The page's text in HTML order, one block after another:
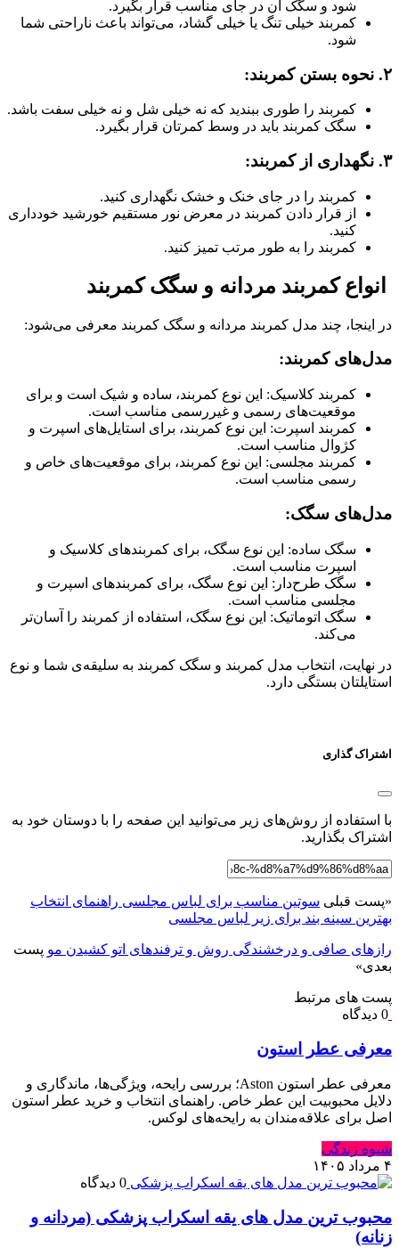
شود و سگک آن در جای مناسب قرار بگیرد.
کمربند خیلی تنگ یا خیلی گشاد، می‌تواند باعث ناراحتی شما
شود.
۲. نحوه بستن کمربند:
کمربند را طوری ببندید که نه خیلی شل و نه خیلی سفت باشد.
سگک کمربند باید در وسط کمرتان قرار بگیرد.
۳. نگهداری از کمربند:
کمربند را در جای خنک و خشک نگهداری کنید.
از قرار دادن کمربند در معرض نور مستقیم خورشید خودداری
کنید.
کمربند را به طور مرتب تمیز کنید.
انواع کمربند مردانه و سگک کمربند
در اینجا، چند مدل کمربند مردانه و سگک کمربند معرفی می‌شود:
مدل‌های کمربند:
کمربند کلاسیک: این نوع کمربند، ساده و شیک است و برای
موقعیت‌های رسمی و غیررسمی مناسب است.
کمربند اسپرت: این نوع کمربند، برای استایل‌های اسپرت و
کژوال مناسب است.
کمربند مجلسی: این نوع کمربند، برای موقعیت‌های خاص و
رسمی مناسب است.
مدل‌های سگک:
سگک ساده: این نوع سگک، برای کمربندهای کلاسیک و
اسپرت مناسب است.
سگک طرح‌دار: این نوع سگک، برای کمربندهای اسپرت و
مجلسی مناسب است.
سگک اتوماتیک: این نوع سگک، استفاده از کمربند را آسان‌تر
می‌کند.
در نهایت، انتخاب مدل کمربند و سگک کمربند به سلیقه‌ی شما و نوع
استایلتان بستگی دارد.
اشتراک گذاری
با استفاده از روش‌های زیر می‌توانید این صفحه را با دوستان خود به
اشتراک بگذارید.
«پست قبلی سوتین مناسب برای لباس مجلسی راهنمای انتخاب
بهترین سینه بند برای زیر لباس مجلسی
رازهای صافی و درخشندگی روش و ترفندهای اتو کشیدن مو پست
بعدی»
پست های مرتبط
0 دیدگاه
معرفی عطر استون
معرفی عطر استون Aston؛ بررسی رایحه، ویژگی‌ها، ماندگاری و
دلایل محبوبیت این عطر خاص. راهنمای انتخاب و خرید عطر استون
اصل برای علاقه‌مندان به رایحه‌های لوکس.
شیوه زندگی
۴ مرداد ۱۴۰۵
0 دیدگاه
محبوب ترین مدل های یقه اسکراب پزشکی (مردانه و
زنانه)